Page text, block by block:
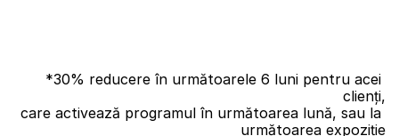
*30% reducere în următoarele 6 luni pentru acei
clienți,
care activează programul în următoarea lună, sau la
următoarea expoziție